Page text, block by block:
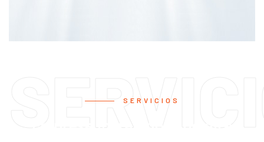
SERVICIOS